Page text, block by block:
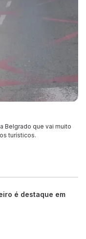
Belgrado que vai muito
turísticos.
é destaque em